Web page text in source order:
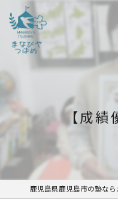
【成績